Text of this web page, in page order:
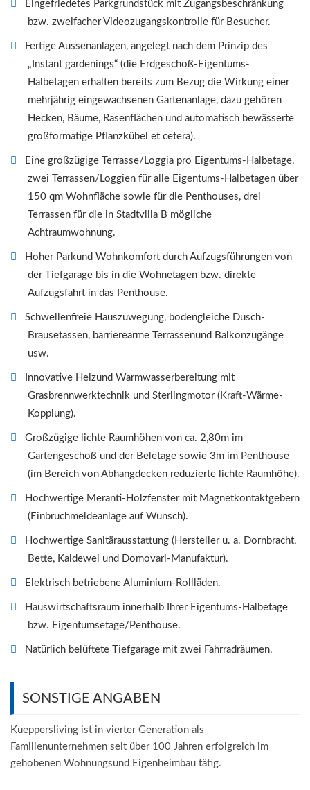
Eingefriedetes Parkgrundstück mit Zugangsbeschränkung
bzw. zweifacher Videozugangskontrolle für Besucher.
Fertige Aussenanlagen, angelegt nach dem Prinzip des
„Instant gardenings“ (die Erdgeschoß-Eigentums-
Halbetagen erhalten bereits zum Bezug die Wirkung einer
mehrjährig eingewachsenen Gartenanlage, dazu gehören
Hecken, Bäume, Rasenflächen und automatisch bewässerte
großformatige Pflanzkübel et cetera).
Eine großzügige Terrasse/Loggia pro Eigentums-Halbetage,
zwei Terrassen/Loggien für alle Eigentums-Halbetagen über
150 qm Wohnfläche sowie für die Penthouses, drei
Terrassen für die in Stadtvilla B mögliche
Achtraumwohnung.
Hoher Parkund Wohnkomfort durch Aufzugsführungen von
der Tiefgarage bis in die Wohnetagen bzw. direkte
Aufzugsfahrt in das Penthouse.
Schwellenfreie Hauszuwegung, bodengleiche Dusch-
Brausetassen, barrierearme Terrassenund Balkonzugänge
usw.
Innovative Heizund Warmwasserbereitung mit
Grasbrennwerktechnik und Sterlingmotor (Kraft-Wärme-
Kopplung).
Großzügige lichte Raumhöhen von ca. 2,80m im
Gartengeschoß und der Beletage sowie 3m im Penthouse
(im Bereich von Abhangdecken reduzierte lichte Raumhöhe).
Hochwertige Meranti-Holzfenster mit Magnetkontaktgebern
(Einbruchmeldeanlage auf Wunsch).
Hochwertige Sanitärausstattung (Hersteller u. a. Dornbracht,
Bette, Kaldewei und Domovari-Manufaktur).
Elektrisch betriebene Aluminium-Rollläden.
Hauswirtschaftsraum innerhalb Ihrer Eigentums-Halbetage
bzw. Eigentumsetage/Penthouse.
Natürlich belüftete Tiefgarage mit zwei Fahrradräumen.
SONSTIGE ANGABEN
Kueppersliving ist in vierter Generation als
Familienunternehmen seit über 100 Jahren erfolgreich im
gehobenen Wohnungsund Eigenheimbau tätig.